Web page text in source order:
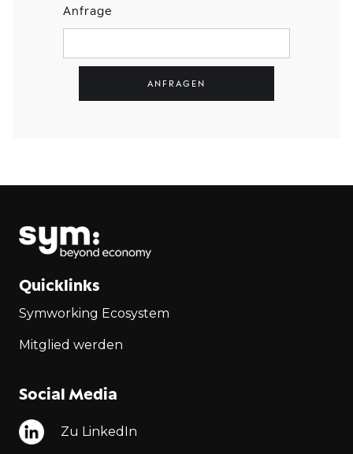
Anfrage
Quicklinks
Symworking Ecosystem
Mitglied werden
Social Media
Zu LinkedIn